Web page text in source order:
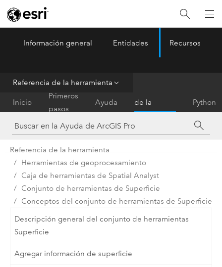
ArcGIS Pro Menu
Información general Entidades Recursos
Referencia de la herramienta
Inicio
Primeros
pasos
Ayuda
de la
herramienta
Python
Referencia de la herramienta
Herramientas de geoprocesamiento
Caja de herramientas de Spatial Analyst
Conjunto de herramientas de Superficie
Conceptos del conjunto de herramientas de Superficie
Descripción general del conjunto de herramientas
Superficie
Agregar información de superficie